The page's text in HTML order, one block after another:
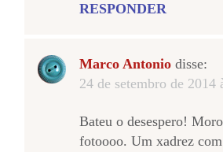
RESPONDER
Marco Antonio disse:
24 de setembro de 2014
Bateu o desespero!
fotoooo. Um xadrez